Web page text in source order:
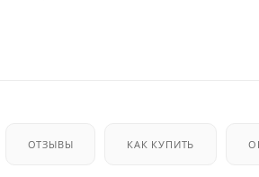
ОТЗЫВЫ КАК КУПИТЬ